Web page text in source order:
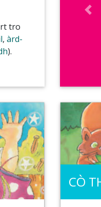
tro
, àrd-
).
CÒ